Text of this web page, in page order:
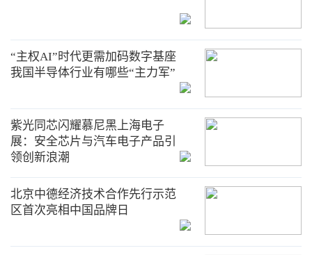
“主权AI”时代更需加码数字基座
我国半导体行业有哪些“主力军”
紫光同芯闪耀慕尼黑上海电子
展：安全芯片与汽车电子产品引
领创新浪潮
北京中德经济技术合作先行示范
区首次亮相中国品牌日